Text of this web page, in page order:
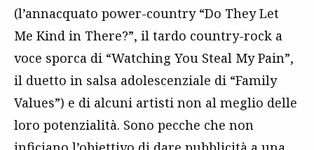
(l’annacquato power-country “Do They Let
Me Kind in There?”, il tardo country-rock a
voce sporca di “Watching You Steal My Pain”,
il duetto in salsa adolescenziale di “Family
Values”) e di alcuni artisti non al meglio delle
loro potenzialità. Sono pecche che non